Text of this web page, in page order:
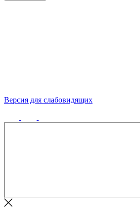
Версия для слабовидящих